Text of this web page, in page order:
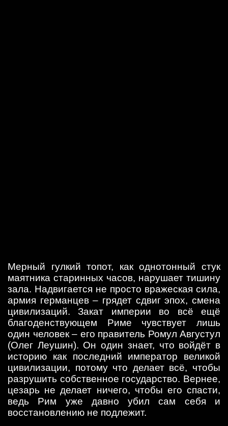
Мерный гулкий топот, как однотонный стук
маятника старинных часов, нарушает тишину
зала. Надвигается не просто вражеская сила,
армия германцев – грядет сдвиг эпох, смена
цивилизаций. Закат империи во всё ещё
благоденствующем Риме чувствует лишь
один человек – его правитель Ромул Августул
(Олег Леушин). Он один знает, что войдёт в
историю как последний император великой
цивилизации, потому что делает всё, чтобы
разрушить собственное государство. Вернее,
цезарь не делает ничего, чтобы его спасти,
ведь Рим уже давно убил сам себя и
восстановлению не подлежит.